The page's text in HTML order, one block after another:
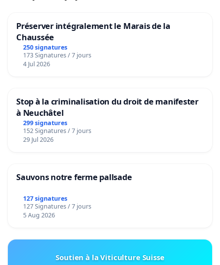
Préserver intégralement le Marais de la
Chaussée
250 signatures
173 Signatures / 7 jours
4 Jul 2026
Stop à la criminalisation du droit de manifester
à Neuchâtel
299 signatures
152 Signatures / 7 jours
29 Jul 2026
Sauvons notre ferme pallsade
127 signatures
127 Signatures / 7 jours
5 Aug 2026
Soutien à la Viticulture Suisse